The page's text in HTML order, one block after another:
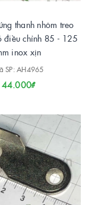
thanh nhôm treo
điều chỉnh 85 - 125
inox xịn
SP: AH4965
44.000₫